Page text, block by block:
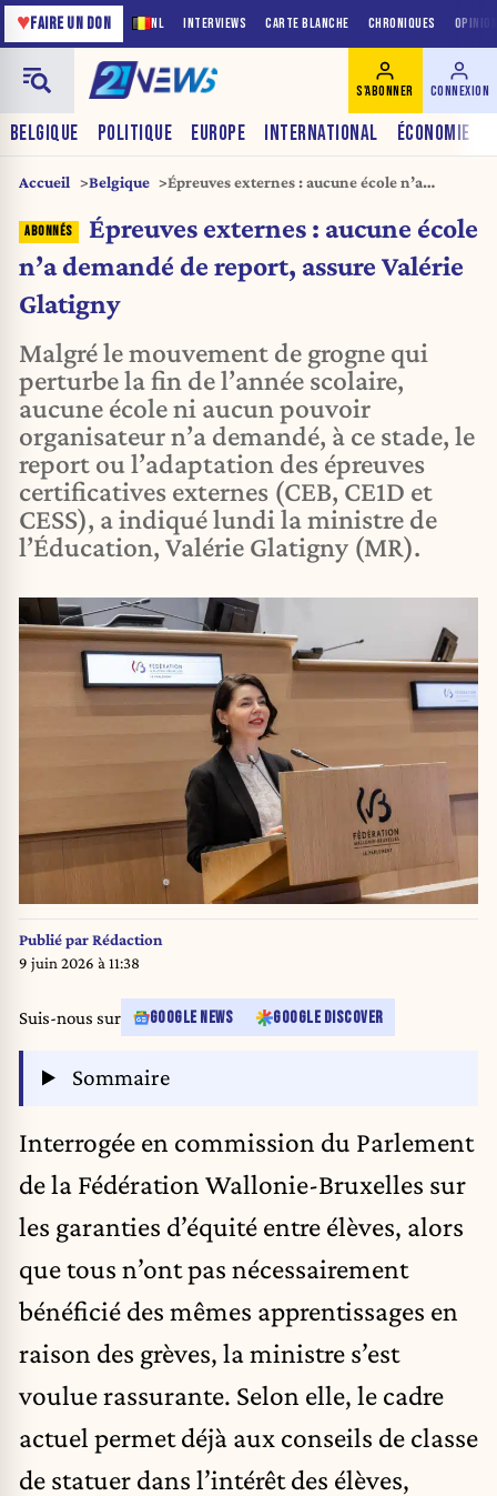
NL INTERVIEWS CARTE BLANCHE CHRONIQUES
♥FAIRE UN DON
BELGIQUE POLITIQUE EUROPE INTERNATIONAL ÉCONOMIE
S'ABONNER CONNEXION
Accueil Belgique
Épreuves externes : aucune école n’a
Épreuves externes : aucune école
n’a demandé de report, assure Valérie
Glatigny
Malgré le mouvement de grogne qui
perturbe la fin de l’année scolaire,
aucune école ni aucun pouvoir
organisateur n’a demandé, à ce stade, le
report ou l’adaptation des épreuves
certificatives externes (CEB, CE1D et
CESS), a indiqué lundi la ministre de
l’Éducation, Valérie Glatigny (MR).
Publié parRédaction
9 juin 2026 à 11:38
Suis-nous sur GOOGLE NEWS GOOGLE DISCOVER
Sommaire
Interrogée en commission du Parlement
de la Fédération Wallonie-Bruxelles sur
les garanties d’équité entre élèves, alors
que tous n’ont pas nécessairement
bénéficié des mêmes apprentissages en
raison des grèves, la ministre s’est
voulue rassurante. Selon elle, le cadre
actuel permet déjà aux conseils de classe
de statuer dans l’intérêt des élèves,